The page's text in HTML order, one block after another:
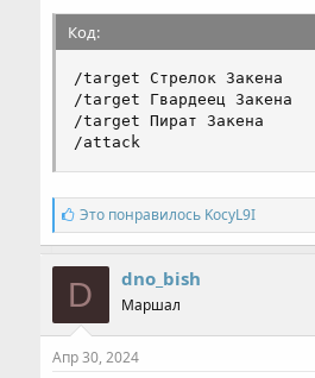
Код:
/target Стрелок Закена
/target Гвардеец Закена
/target Пират Закена
/attack
С
и
м
п
а
т
и
и
:
Это понравилось KocyL9I
D dno_bish
Маршал
Апр 30, 2024